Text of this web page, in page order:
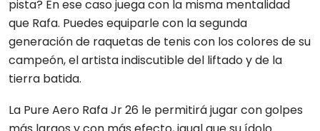
pista? En ese caso juega con la misma mentalidad
que Rafa. Puedes equiparle con la segunda
generación de raquetas de tenis con los colores de su
campeón, el artista indiscutible del liftado y de la
tierra batida.
La Pure Aero Rafa Jr 26 le permitirá jugar con golpes